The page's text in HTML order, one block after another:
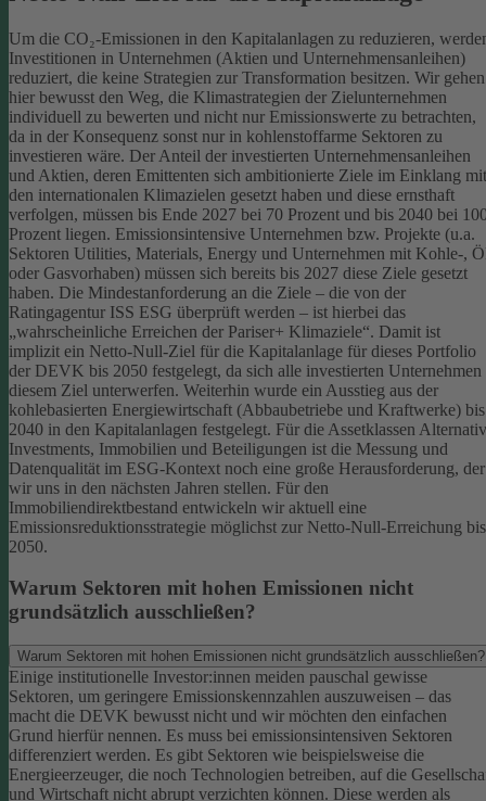
Um die CO₂-Emissionen in den Kapitalanlagen zu reduzieren,
Investitionen in Unternehmen (Aktien und Unternehmensanleihen)
reduziert, die keine Strategien zur Transformation besitzen. Wir gehen
hier bewusst den Weg, die Klimastrategien der Zielunternehmen
individuell zu bewerten und nicht nur Emissionswerte zu betrachten,
da in der Konsequenz sonst nur in kohlenstoffarme Sektoren zu
investieren wäre. Der Anteil der investierten Unternehmensanleihen
und Aktien, deren Emittenten sich ambitionierte Ziele im Einklang mit
den internationalen Klimazielen gesetzt haben und diese ernsthaft
verfolgen, müssen bis Ende 2027 bei 70 Prozent und bis 2040 bei
Prozent liegen. Emissionsintensive Unternehmen bzw. Projekte (u.a.
Sektoren Utilities, Materials, Energy und Unternehmen mit Kohle-,
oder Gasvorhaben) müssen sich bereits bis 2027 diese Ziele gesetzt
haben. Die Mindestanforderung an die Ziele – die von der
Ratingagentur ISS ESG überprüft werden – ist hierbei das
„wahrscheinliche Erreichen der Pariser+ Klimaziele“. Damit ist
implizit ein Netto-Null-Ziel für die Kapitalanlage für dieses Portfolio
der DEVK bis 2050 festgelegt, da sich alle investierten Unternehmen
diesem Ziel unterwerfen. Weiterhin wurde ein Ausstieg aus der
kohlebasierten Energiewirtschaft (Abbaubetriebe und Kraftwerke) bis
2040 in den Kapitalanlagen festgelegt. Für die Assetklassen
Investments, Immobilien und Beteiligungen ist die Messung und
Datenqualität im ESG-Kontext noch eine große Herausforderung, der
wir uns in den nächsten Jahren stellen. Für den
Immobiliendirektbestand entwickeln wir aktuell eine
Emissionsreduktionsstrategie möglichst zur Netto-Null-Erreichung bis
2050.
Warum Sektoren mit hohen Emissionen nicht
grundsätzlich ausschließen?
Warum Sektoren mit hohen Emissionen nicht grundsätzlich ausschließen?
Einige institutionelle Investor:innen meiden pauschal gewisse
Sektoren, um geringere Emissionskennzahlen auszuweisen – das
macht die DEVK bewusst nicht und wir möchten den einfachen
Grund hierfür nennen. Es muss bei emissionsintensiven Sektoren
differenziert werden. Es gibt Sektoren wie beispielsweise die
Energieerzeuger, die noch Technologien betreiben, auf die
und Wirtschaft nicht abrupt verzichten können. Diese werden als